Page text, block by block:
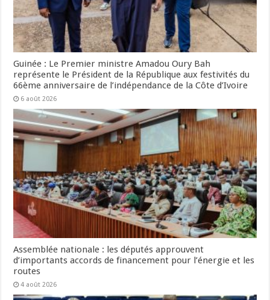
Guinée : Le Premier ministre Amadou Oury Bah
représente le Président de la République aux festivités du
66ème anniversaire de l’indépendance de la Côte d’Ivoire
6 août 2026
Assemblée nationale : les députés approuvent
d’importants accords de financement pour l’énergie et les
routes
4 août 2026